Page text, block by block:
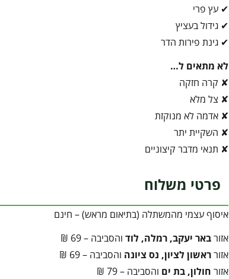
✔ עץ פרי
✔ גידול בעציץ
✔ גינת פירות הדר
לא מתאים ל…
✘ קרה חזקה
✘ צל מלא
✘ אדמה לא מנוקזת
✘ השקיית יתר
✘ תנאי מדבר קיצוניים
פרטי משלוח
איסוף עצמי מהמשתלה (בתיאום מראש) – חינם
אזורבאר יעקב, רמלה, לודוהסביבה – 69 ₪
אזורראשון לציון, נס ציונה והסביבה – 69 ₪
אזור חולון, בת ים והסביבה – 79 ₪